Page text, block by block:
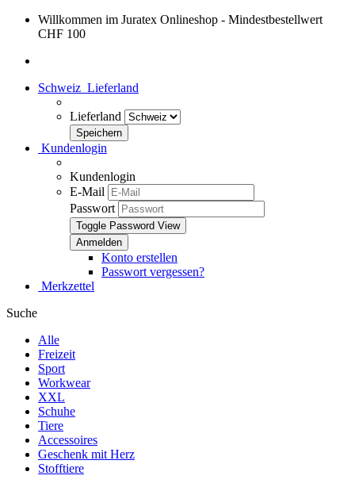
Willkommen im Juratex Onlineshop - Mindestbestellwert
CHF 100
Schweiz Lieferland
Lieferland
Kundenlogin
Kundenlogin
E-Mail
Passwort
Toggle Password View
Konto erstellen
Passwort vergessen?
Merkzettel
Suche
Alle
Freizeit
Sport
Workwear
XXL
Schuhe
Tiere
Accessoires
Geschenk mit Herz
Stofftiere